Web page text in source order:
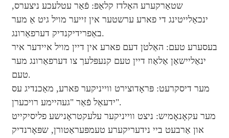
שטאַרקערע האַלדז קלאַפּ: פֿאַר עטלעכע ניצערס,
ינכאַלייטינג די פארע ערשטער אין זייער מויל גיט אַ מער
באַפרידיקנדיק דערפאַרונג.
בעסערע טעם: האַלטן דעם פארע אין דיין מויל איידער איר
ינאַליישאַן אַלאַוז דיין טעם קנעפּלעך צו דערפאַרונג מער
טעם.
מער דיסקרעט: פּראָדוצירט ווייניקער פארע, מאַכנדיג עס
ידעאַל פֿאַר "געהיימע רויכערן".
מער עקאָנאָמיש: ניצט ווייניקער עלעקטראָנישע פליסיקייט
און אַרבעט ביי נידעריקערע טעמפּעראַטורן, שפּאָרנדיק